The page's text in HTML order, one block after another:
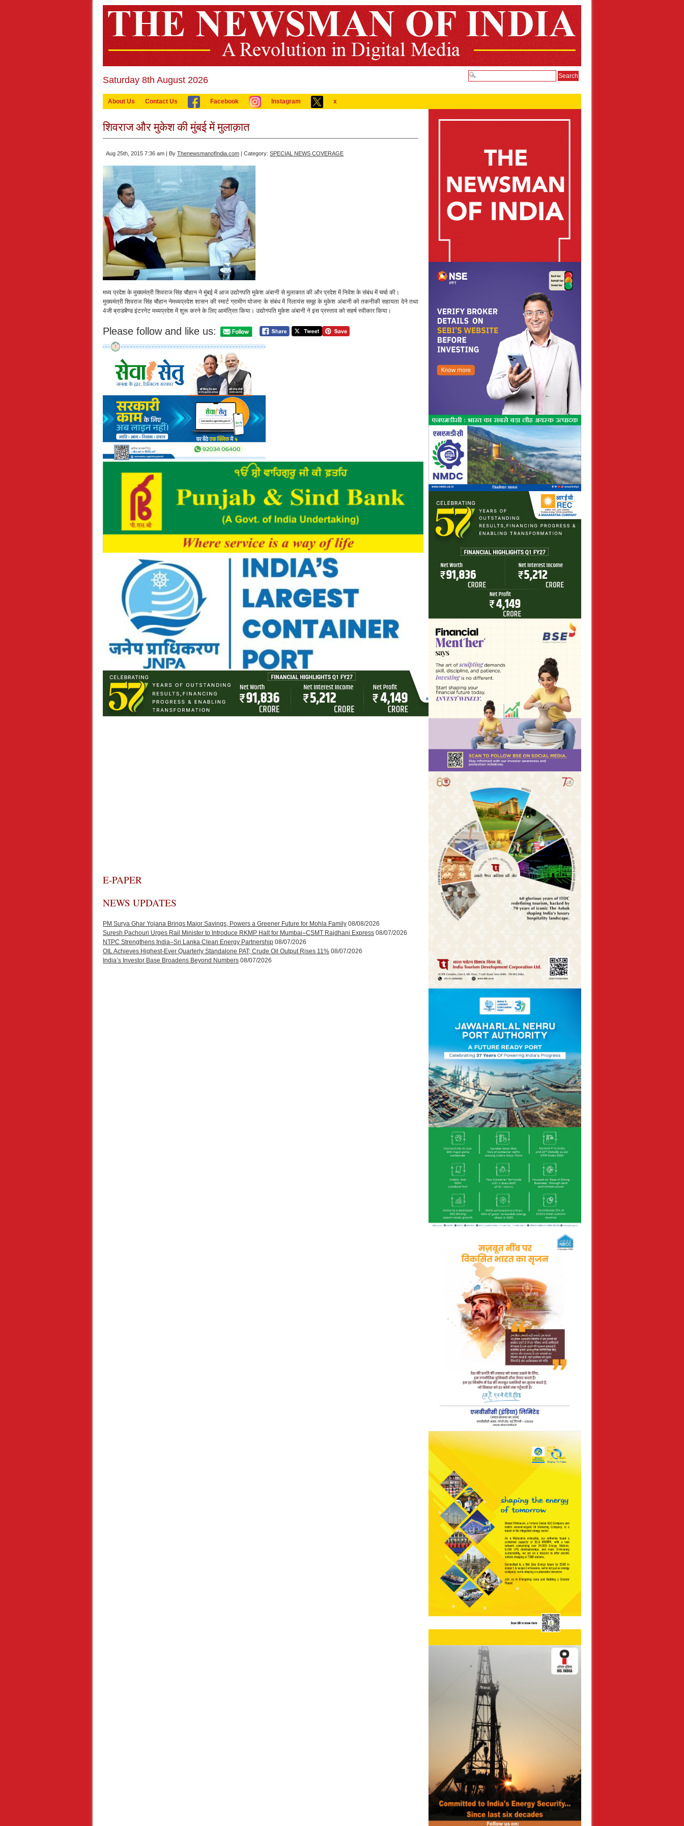
Saturday 8th August 2026
About Us Contact Us Facebook Instagram x
शिवराज और मुकेश की मुंबई में मुलाक़ात
Aug 25th, 2015 7:36 am | By ThenewsmanofIndia.com | Category: SPECIAL NEWS COVERAGE
मध्य प्रदेश के मुख्यमंत्री शिवराज सिंह चौहान ने मुंबई में आज उद्योगपति मुकेश अंबानी से मुलाकात की और प्रदेश में निवेश के संबंध में चर्चा की।
मुख्यमंत्री शिवराज सिंह चौहान नेमध्यप्रदेश शासन की स्मार्ट ग्रामीण योजना के संबंध में रिलायंस समूह के मुकेश अंबानी को तकनीकी सहायता देने तथा
4जी ब्राडबैण्ड इंटरनेट मध्यप्रदेश में शुरू करने के लिए आमंत्रित किया। उद्योगपति मुकेश अंबानी ने इस प्रस्ताव को सहर्ष स्वीकार किया।
Please follow and like us:
E-PAPER
NEWS UPDATES
PM Surya Ghar Yojana Brings Major Savings, Powers a Greener Future for Mohla Family 08/08/2026
Suresh Pachouri Urges Rail Minister to Introduce RKMP Halt for Mumbai–CSMT Rajdhani Express 08/07/2026
NTPC Strengthens India–Sri Lanka Clean Energy Partnership 08/07/2026
OIL Achieves Highest-Ever Quarterly Standalone PAT; Crude Oil Output Rises 11% 08/07/2026
India’s Investor Base Broadens Beyond Numbers 08/07/2026